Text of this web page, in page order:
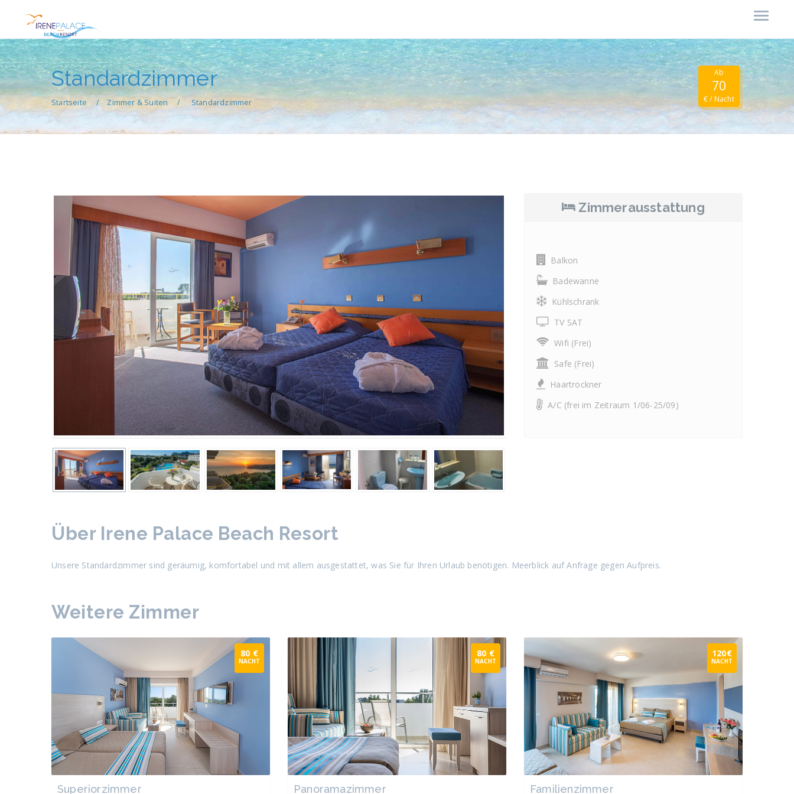
Standardzimmer
Startseite Zimmer & Suiten Standardzimmer
Ab
70
€ / Nacht
Zimmerausstattung
Balkon
Badewanne
Kühlschrank
TV SAT
Wifi (Frei)
Safe (Frei)
Haartrockner
A/C (frei im Zeitraum 1/06-25/09)
Über Irene Palace Beach Resort
Unsere Standardzimmer sind geräumig, komfortabel und mit allem ausgestattet, was Sie für Ihren Urlaub benötigen. Meerblick auf Anfrage gegen Aufpreis.
Weitere Zimmer
80 €
NACHT
Superiorzimmer
80 €
NACHT
Panoramazimmer
120€
NACHT
Familienzimmer